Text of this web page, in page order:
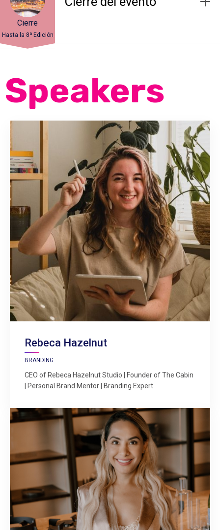
Cierre
Hasta la 8ª Edición
Speakers
Rebeca Hazelnut
BRANDING
CEO of Rebeca Hazelnut Studio | Founder of The Cabin
| Personal Brand Mentor | Branding Expert